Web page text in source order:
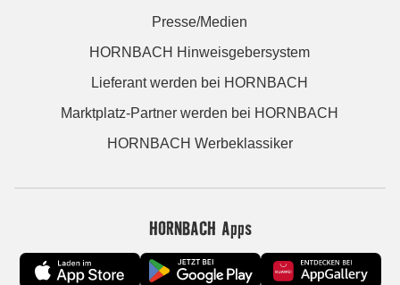
Presse/Medien
HORNBACH Hinweisgebersystem
Lieferant werden bei HORNBACH
Marktplatz-Partner werden bei HORNBACH
HORNBACH Werbeklassiker
HORNBACH Apps